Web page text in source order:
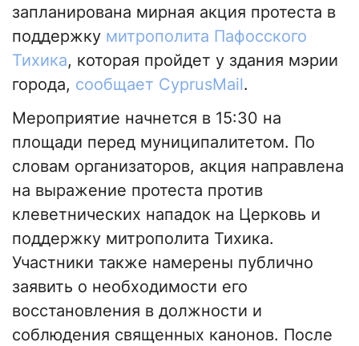
запланирована мирная акция протеста в
поддержку митрополита Пафосского
Тихика, которая пройдет у здания мэрии
города, сообщает СyprusМail.
Мероприятие начнется в 15:30 на
площади перед муниципалитетом. По
словам организаторов, акция направлена
на выражение протеста против
клеветнических нападок на Церковь и
поддержку митрополита Тихика.
Участники также намерены публично
заявить о необходимости его
восстановления в должности и
соблюдения священных канонов. После